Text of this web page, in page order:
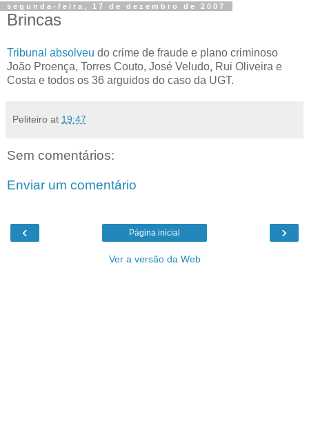
segunda-feira, 17 de dezembro de 2007
Brincas
Tribunal absolveu do crime de fraude e plano criminoso
João Proença, Torres Couto, José Veludo, Rui Oliveira e
Costa e todos os 36 arguidos do caso da UGT.
Peliteiro at 19:47
Sem comentários:
Enviar um comentário
‹ ›
Página inicial
Ver a versão da Web